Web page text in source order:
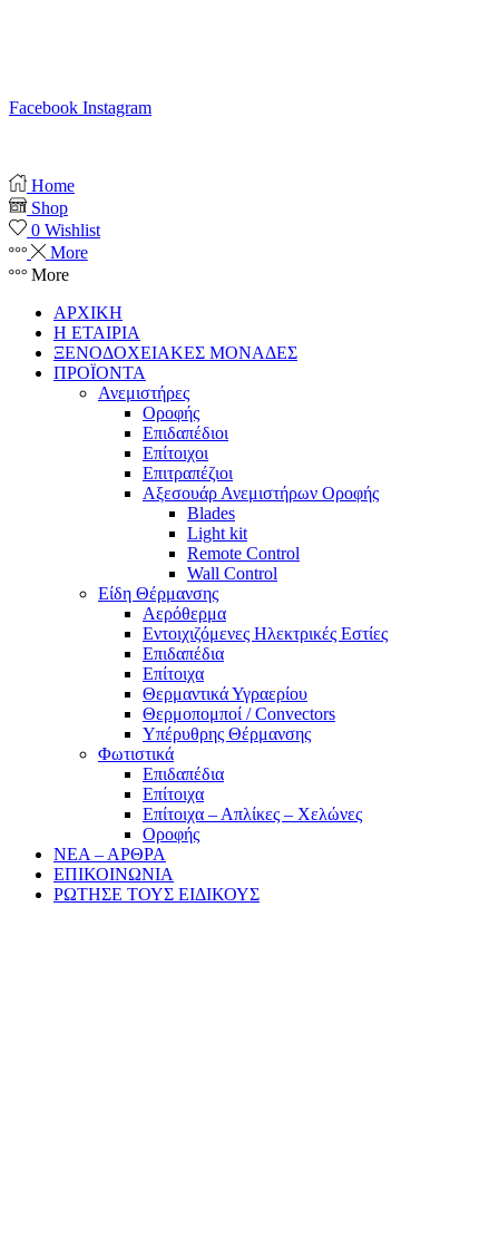
Facebook Instagram
Home
Shop
0 Wishlist
More
More
ΑΡΧΙΚΗ
Η ΕΤΑΙΡΙΑ
ΞΕΝΟΔΟΧΕΙΑΚΕΣ ΜΟΝΑΔΕΣ
ΠΡΟΪΟΝΤΑ
Ανεμιστήρες
Οροφής
Επιδαπέδιοι
Επίτοιχοι
Επιτραπέζιοι
Αξεσουάρ Ανεμιστήρων Οροφής
Blades
Light kit
Remote Control
Wall Control
Είδη Θέρμανσης
Αερόθερμα
Εντοιχιζόμενες Ηλεκτρικές Εστίες
Επιδαπέδια
Επίτοιχα
Θερμαντικά Υγραερίου
Θερμοπομποί / Convectors
Υπέρυθρης Θέρμανσης
Φωτιστικά
Επιδαπέδια
Επίτοιχα
Επίτοιχα – Απλίκες – Χελώνες
Οροφής
ΝΕΑ – ΑΡΘΡΑ
ΕΠΙΚΟΙΝΩΝΙΑ
ΡΩΤΗΣΕ ΤΟΥΣ ΕΙΔΙΚΟΥΣ